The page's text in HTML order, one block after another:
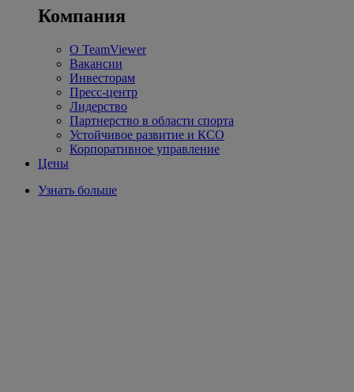
Компания
О TeamViewer
Вакансии
Инвесторам
Пресс-центр
Лидерство
Партнерство в области спорта
Устойчивое развитие и КСО
Корпоративное управление
Цены
Узнать больше